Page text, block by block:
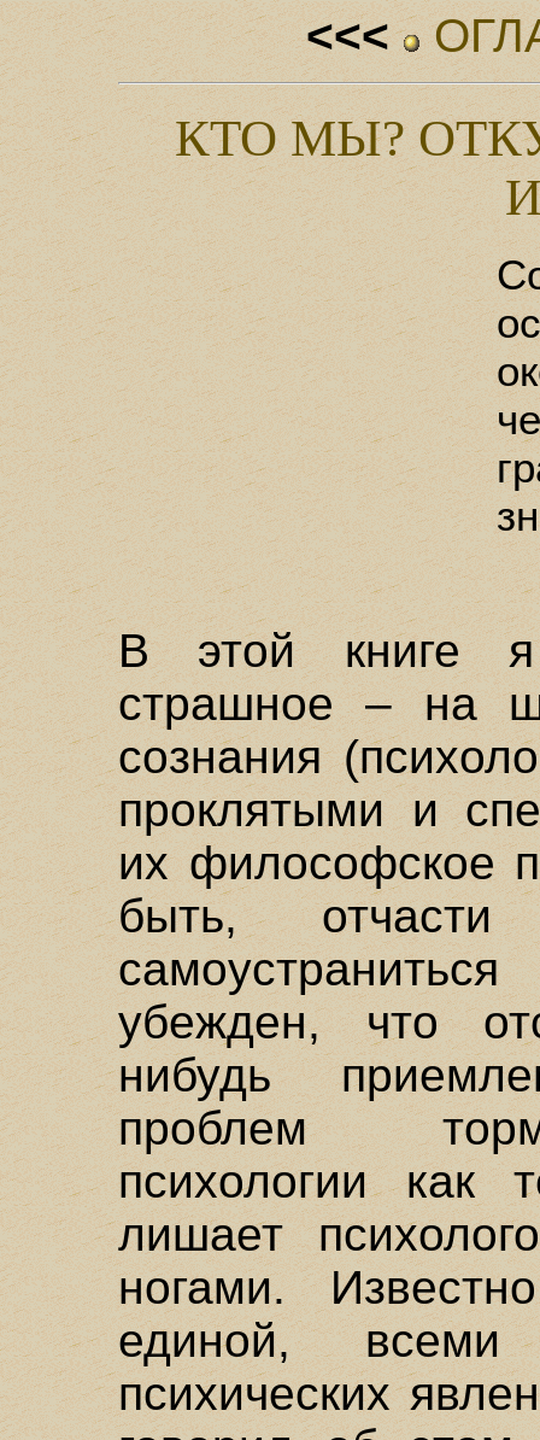
<<<
КТО МЫ?
В этой книге
страшное – на
сознания
проклятыми и
их философское
быть,
убежден, что
нибудь
проблем
психологии как
лишает
ногами.
единой, всеми
психических